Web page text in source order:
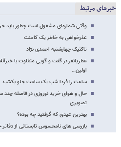
خبرهای مرتبط
وقتی شماره‌ای مشغول است چطور باید
عذرخواهی به خاطر یک کامنت
تاکتیک چهارشنبه احمدی نژاد
عطریانفر در گفت و گویی متفاوت با
اولین…
ساعت را فردا شب یک ساعت جلو بکشید
تصویری
بهترین عیدی که گرفتید چه بوده؟
بازرسی های نامحسوس تابستانی از